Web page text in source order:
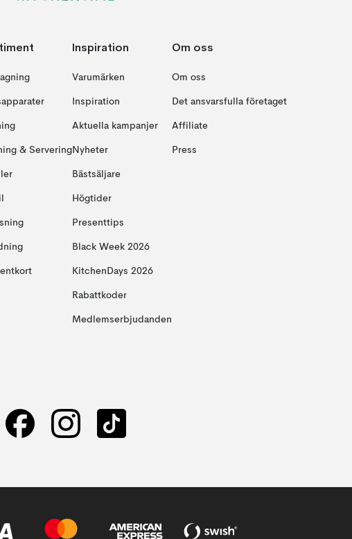
& Servering
Inspiration
Varumärken
Inspiration
Aktuella kampanjer
Nyheter
Bästsäljare
Högtider
Presenttips
Black Week 2026
KitchenDays 2026
Rabattkoder
Medlemserbjudanden
Om oss
Om oss
Det ansvarsfulla företaget
Affiliate
Press